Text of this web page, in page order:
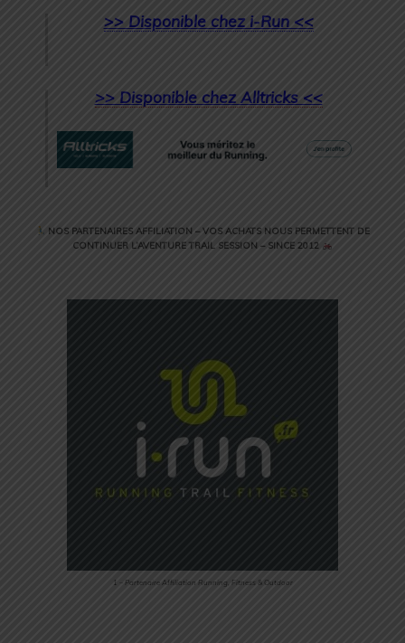
>> Disponible chez i-Run <<
>> Disponible chez Alltricks <<
NOS PARTENAIRES AFFILIATION – VOS ACHATS NOUS PERMETTENT DE
CONTINUER L’AVENTURE TRAIL SESSION – SINCE 2012
1 – Partenaire Affiliation Running, Fitness & Outdoor